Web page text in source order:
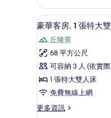
有
相
片
BED,
DELUXE
的
情
顯
示
豪
華
客
房,
張
5
豪華客房, 1 張特大
丘陵景
68 平方公尺
可容納 3 人 (依實
1 張特大雙人床
免費無線上網
更多資訊
更